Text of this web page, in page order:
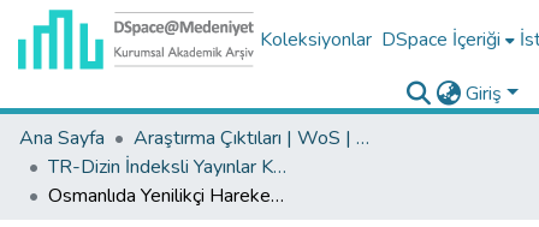
Koleksiyonlar DSpace İçeriği
Giriş
Ana Sayfa
Araştırma Çıktıları | WoS | Scopus | TR-Dizin | PubMed
TR-Dizin İndeksli Yayınlar Koleksiyonu
Osmanlıda Yenilikçi Hareketlerle Birlikte Türk Mûsikîsine Eklenen Yeni Türler ve Bu Türlerin Teori-Pratik İkilemi